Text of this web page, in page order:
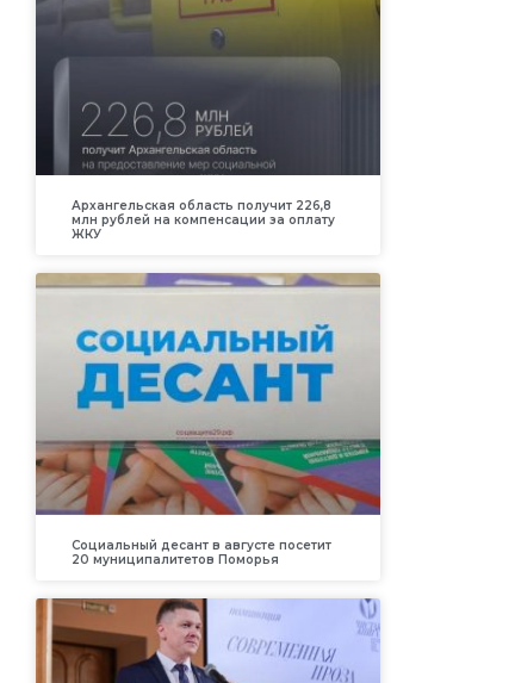
Архангельская область получит 226,8
млн рублей на компенсации за оплату
ЖКУ
Социальный десант в августе посетит
20 муниципалитетов Поморья